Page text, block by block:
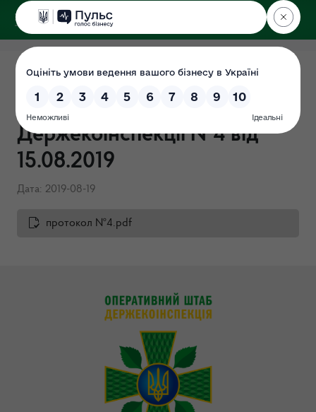
ДЕРЖЕКОІНСПЕКЦІЯ
Протокол засідання
Громадської ради при
Держекоінспекції №4 від
15.08.2019
Дата: 2019-08-19
протокол №4.pdf